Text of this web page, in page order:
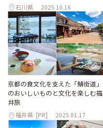
石川県 2025.10.16
京都の食文化を支えた「鯖街道」
のおいしいものと文化を楽しむ福
井旅
福井県 [PR] 2025.01.17